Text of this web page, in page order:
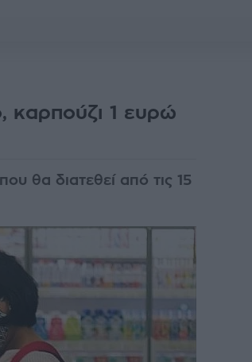
καρπούζι 1 ευρώ
θα διατεθεί από τις 15